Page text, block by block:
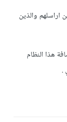
والذين
هذا النظام
.